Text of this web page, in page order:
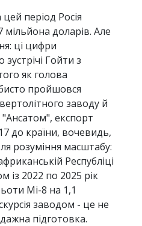
цей період Росія
мільйона доларів. Але
ці цифри
Гойти з
як голова
пройшовся
заводу й
експорт
до країни, вочевидь,
розуміння масштабу:
Республіці
із 2022 по 2025 рік
Мі-8 на 1,1
заводом - це не
підготовка.